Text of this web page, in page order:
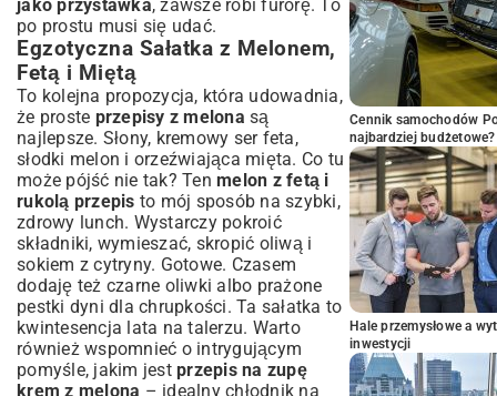
jako przystawka, zawsze robi furorę. To
po prostu musi się udać.
Egzotyczna Sałatka z Melonem,
Fetą i Miętą
To kolejna propozycja, która udowadnia,
że proste przepisy z melona są
najlepsze. Słony, kremowy ser feta,
słodki melon i orzeźwiająca mięta. Co tu
może pójść nie tak? Ten melon z fetą i
rukolą przepis to mój sposób na szybki,
zdrowy lunch. Wystarczy pokroić
składniki, wymieszać, skropić oliwą i
sokiem z cytryny. Gotowe. Czasem
dodaję też czarne oliwki albo prażone
pestki dyni dla chrupkości. Ta sałatka to
kwintesencja lata na talerzu. Warto
również wspomnieć o intrygującym
pomyśle, jakim jest przepis na zupę
krem z melona – idealny chłodnik na
Cennik samochodów
najbardziej budżetowe?
Hale przemysłowe a
inwestycji